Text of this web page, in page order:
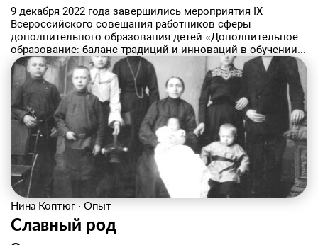
9 декабря 2022 года завершились мероприятия IХ
Всероссийского совещания работников сферы
дополнительного образования детей «Дополнительное
образование: баланс традиций и инноваций в обучении...
Нина Коптюг · Опыт
Славный род